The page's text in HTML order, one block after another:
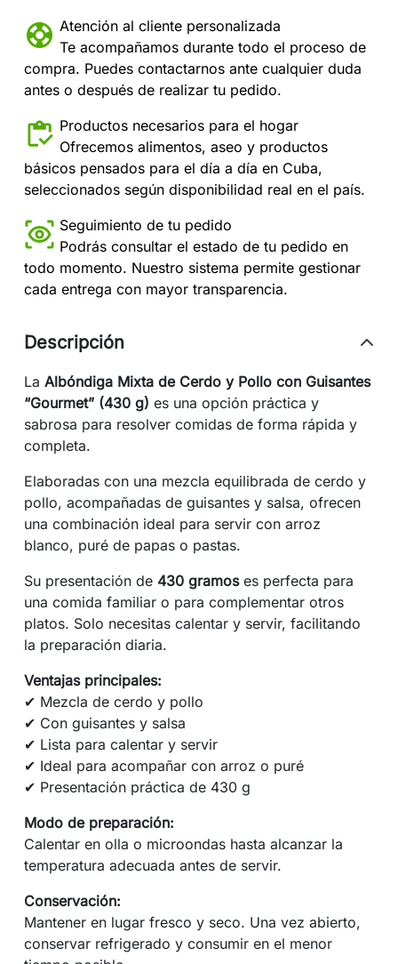
Atención al cliente personalizada
Te acompañamos durante todo el proceso de
compra. Puedes contactarnos ante cualquier duda
antes o después de realizar tu pedido.
Productos necesarios para el hogar
Ofrecemos alimentos, aseo y productos
básicos pensados para el día a día en Cuba,
seleccionados según disponibilidad real en el país.
Seguimiento de tu pedido
Podrás consultar el estado de tu pedido en
todo momento. Nuestro sistema permite gestionar
cada entrega con mayor transparencia.
Descripción
La Albóndiga Mixta de Cerdo y Pollo con Guisantes
“Gourmet” (430 g) es una opción práctica y
sabrosa para resolver comidas de forma rápida y
completa.
Elaboradas con una mezcla equilibrada de cerdo y
pollo, acompañadas de guisantes y salsa, ofrecen
una combinación ideal para servir con arroz
blanco, puré de papas o pastas.
Su presentación de 430 gramoses perfecta para
una comida familiar o para complementar otros
platos. Solo necesitas calentar y servir, facilitando
la preparación diaria.
Ventajas principales:
✔ Mezcla de cerdo y pollo
✔ Con guisantes y salsa
✔ Lista para calentar y servir
✔ Ideal para acompañar con arroz o puré
✔ Presentación práctica de 430 g
Modo de preparación:
Calentar en olla o microondas hasta alcanzar la
temperatura adecuada antes de servir.
Conservación:
Mantener en lugar fresco y seco. Una vez abierto,
conservar refrigerado y consumir en el menor